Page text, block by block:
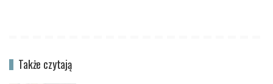
Także czytają